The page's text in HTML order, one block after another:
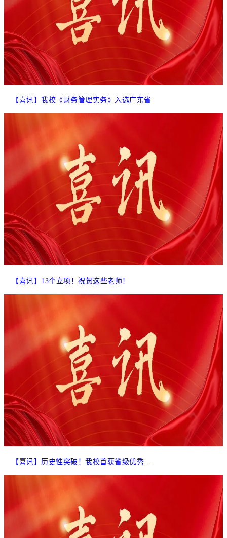
【喜讯】我校《财务管理实务》入选广东省
【喜讯】13个立项！祝贺这些老师！
【喜讯】历史性突破！我校首获省级优秀教学